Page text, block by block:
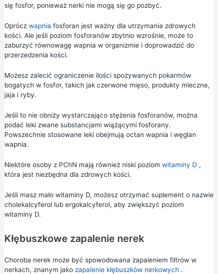
się fosfor, ponieważ nerki nie mogą się go pozbyć.
Oprócz wapnia fosforan jest ważny dla utrzymania zdrowych
kości. Ale jeśli poziom fosforanów zbytnio wzrośnie, może to
zaburzyć równowagę wapnia w organizmie i doprowadzić do
przerzedzenia kości.
Możesz zalecić ograniczenie ilości spożywanych pokarmów
bogatych w fosfor, takich jak czerwone mięso, produkty mleczne,
jaja i ryby.
Jeśli to nie obniży wystarczająco stężenia fosforanów, można
podać leki zwane substancjami wiążącymi fosforany.
Powszechnie stosowane leki obejmują octan wapnia i węglan
wapnia.
Niektóre osoby z PChN mają również niski poziom witaminy D ,
która jest niezbędna dla zdrowych kości.
Jeśli masz mało witaminy D, możesz otrzymać suplement o nazwie
cholekalcyferol lub ergokalcyferol, aby zwiększyć poziom
witaminy D.
Kłębuszkowe zapalenie nerek
Choroba nerek może być spowodowana zapaleniem filtrów w
nerkach, znanym jako zapalenie kłębuszków nerkowych .